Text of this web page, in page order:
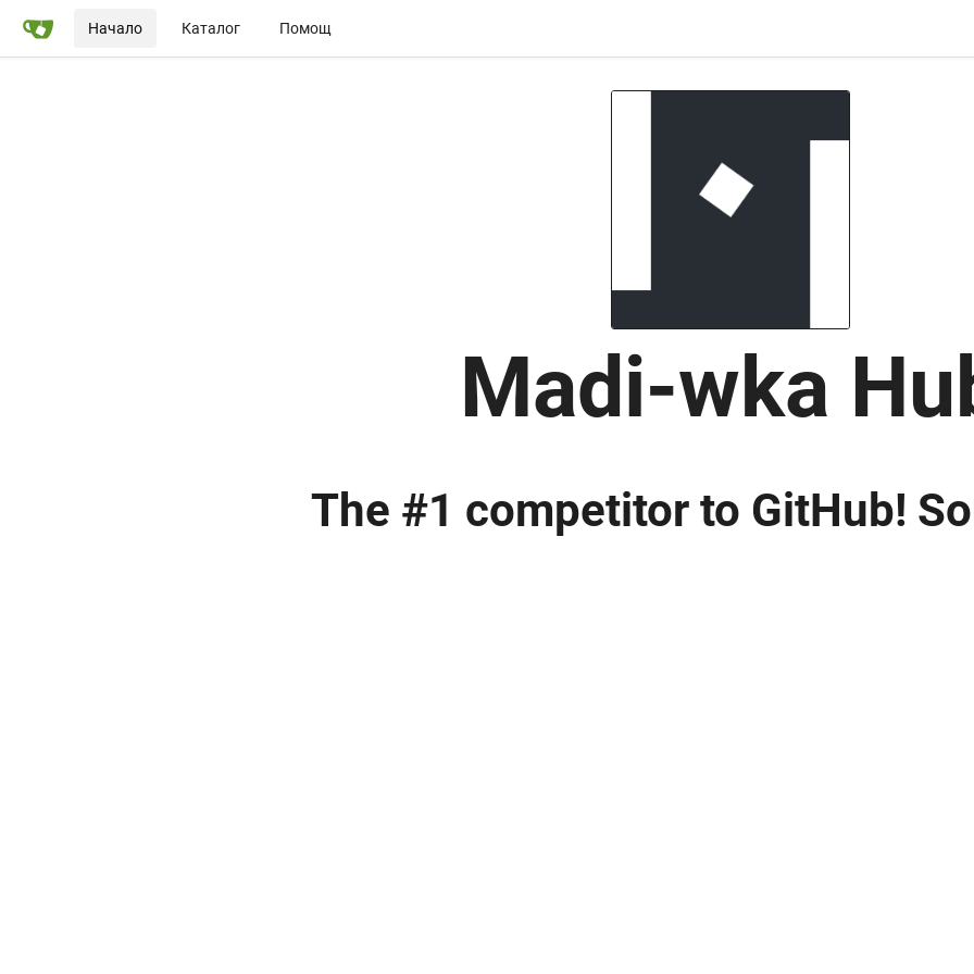
Начало Каталог Помощ
Madi-wka
The #1 competitor to GitHub!